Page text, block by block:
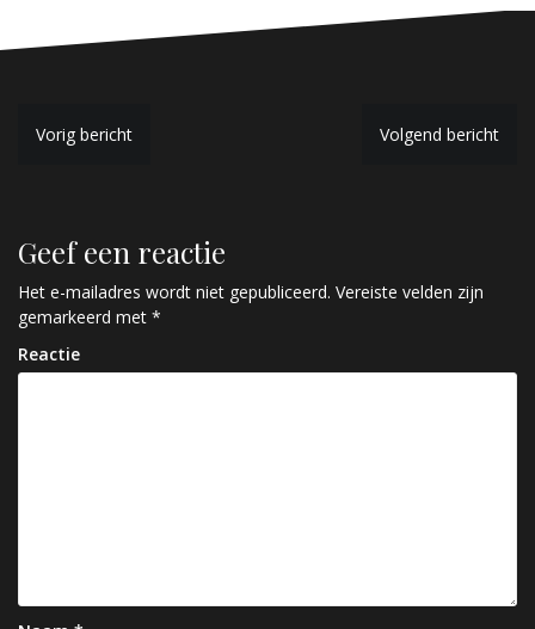
B
i
c
h
t
a
Vorig bericht Volgend bericht
Geef een reactie
Het e-mailadres wordt niet gepubliceerd. Vereiste velden zijn
gemarkeerd met *
Reactie